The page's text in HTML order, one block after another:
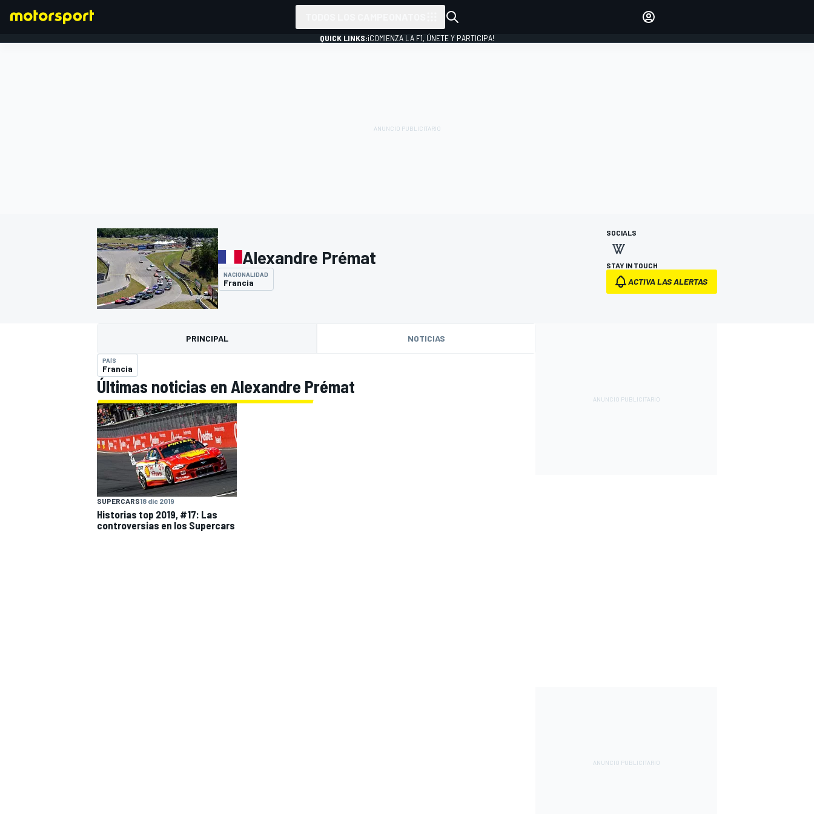
FÓRMULA E MOTO
NASCARINDYCARSPORTSCARRALLYTURISMO
MÁS
QUICK LINKS:¡COMIENZA LA F1, ÚNETE Y PARTICIPA!
Alexandre Prémat
NACIONALIDAD
Francia
SOCIALS
STAY IN TOUCH
ACTIVA LAS ALERTAS
PRINCIPAL NOTICIAS
PAÍS
Francia
Últimas noticias en Alexandre Prémat
SUPERCARS18 dic 2019
Historias top 2019, #17: Las
controversias en los Supercars